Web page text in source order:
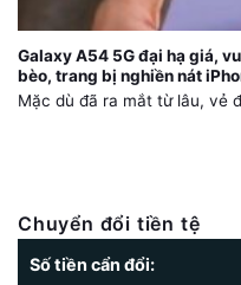
Galaxy A54 5G đại hạ giá,
bèo, trang bị nghiền nát
Mặc dù đã ra mắt từ lâu, vẻ
Chuyển đổi tiền tệ
Số tiền cẩn đổi: